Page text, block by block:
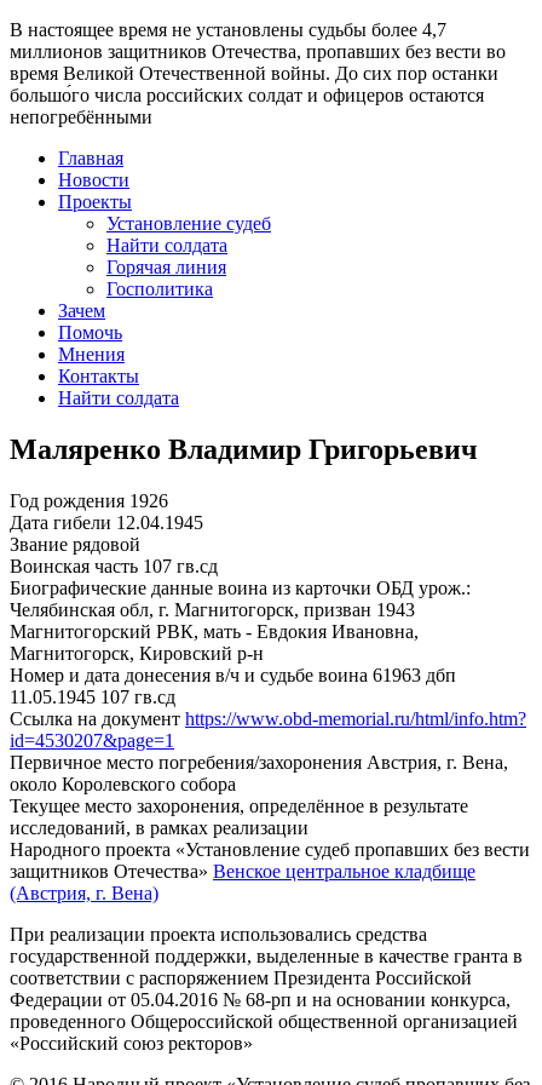
В настоящее время не установлены судьбы более 4,7
миллионов защитников Отечества, пропавших без вести во
время Великой Отечественной войны. До сих пор останки
большо́го числа российских солдат и офицеров остаются
непогребёнными
Главная
Новости
Проекты
Установление судеб
Найти солдата
Горячая линия
Госполитика
Зачем
Помочь
Мнения
Контакты
Найти солдата
Маляренко Владимир Григорьевич
Год рождения 1926
Дата гибели 12.04.1945
Звание рядовой
Воинская часть 107 гв.сд
Биографические данные воина из карточки ОБД урож.:
Челябинская обл, г. Магнитогорск, призван 1943
Магнитогорский РВК, мать - Евдокия Ивановна,
Магнитогорск, Кировский р-н
Номер и дата донесения в/ч и судьбе воина 61963 дбп
11.05.1945 107 гв.сд
Ссылка на документ https://www.obd-memorial.ru/html/info.htm?
id=4530207&page=1
Первичное место погребения/захоронения Австрия, г. Вена,
около Королевского собора
Текущее место захоронения, определённое в результате
исследований, в рамках реализации
Народного проекта «Установление судеб пропавших без вести
защитников Отечества» Венское центральное кладбище
(Австрия, г. Вена)
При реализации проекта использовались средства
государственной поддержки, выделенные в качестве гранта в
соответствии с распоряжением Президента Российской
Федерации от 05.04.2016 № 68-рп и на основании конкурса,
проведенного Общероссийской общественной организацией
«Российский союз ректоров»